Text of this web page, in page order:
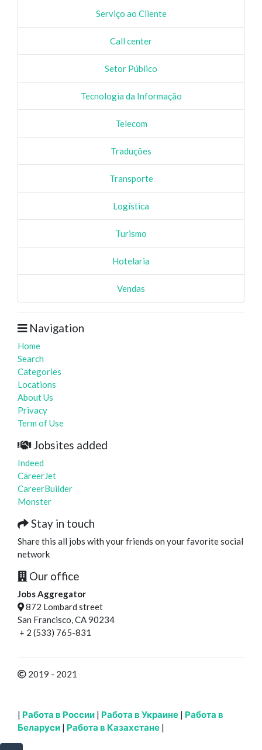
Serviço ao Cliente
Call center
Setor Público
Tecnologia da Informação
Telecom
Traduções
Transporte
Logística
Turismo
Hotelaria
Vendas
Navigation
Home
Search
Categories
Locations
About Us
Privacy
Term of Use
Jobsites added
Indeed
CareerJet
CareerBuilder
Monster
Stay in touch
Share this all jobs with your friends on your favorite social
network
Our office
Jobs Aggregator
872 Lombard street
San Francisco, CA 90234
+ 2 (533) 765-831
2019 - 2021
| Работа в России | Работа в Украине | Работа в
Беларуси | Работа в Казахстане |